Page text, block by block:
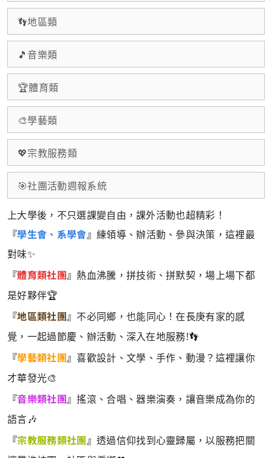
👣地區類
🎵音樂類
🏆體育類
🎨學藝類
💖宗教服務類
🎯社團活動週報系統
上大學後，不只選課變自由，課外活動也超精彩！
『學生會、系學會』 練領導、辦活動、參與決策，這裡最
對味✨
『體育類社團』 熱血沸騰，拼技術、拼默契，場上場下都
是好夥伴🏆
『地區類社團』 不必同鄉，也能同心！在長庚有家的感
覺，一起過節慶、辦活動、深入在地服務!👣
『學藝類社團』喜歡設計、文學、手作、動漫？這裡讓你
才華發光🎨
『音樂類社團』搖滾、合唱、器樂演奏，讓音樂成為你的
語言🎶
『宗教服務類社團』 透過信仰找到心靈歸屬，以服務把關